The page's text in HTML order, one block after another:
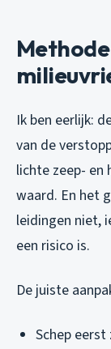
Ik ben eerlijk:
van de
lichte zeep-
waard. En het
leidingen niet,
een risico is.
De juiste
Schep